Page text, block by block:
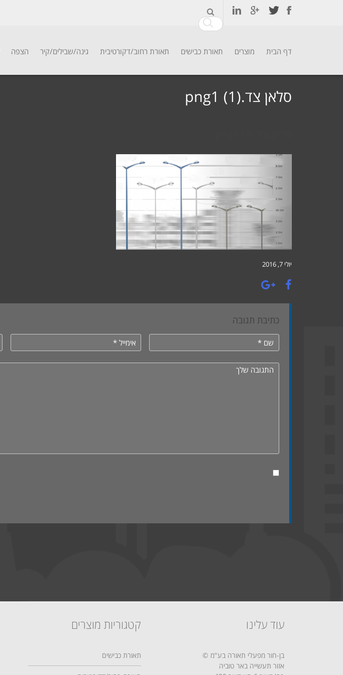
דף הבית מוצרים תאורת כבישים תאורת רחוב/דקורטיבית גינה/שבילים/קיר הצפה
סלאן צד.png1 (1)
יולי 7, 2016
כתיבת תגובה
קטגוריות מוצרים
תאורת כבישים
עוד עלינו
בן-חור מפעלי תאורה בע"מ ©
אזור תעשייה באר טוביה